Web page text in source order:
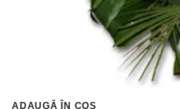
ADAUGĂ ÎN COȘ